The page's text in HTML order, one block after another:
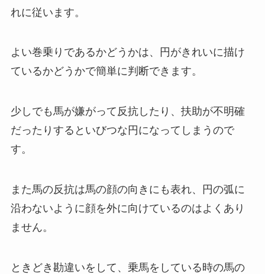
れに従います。
よい巻乗りであるかどうかは、円がきれいに描け
ているかどうかで簡単に判断できます。
少しでも馬が嫌がって反抗したり、扶助が不明確
だったりするといびつな円になってしまうので
す。
また馬の反抗は馬の顔の向きにも表れ、円の弧に
沿わないように顔を外に向けているのはよくあり
ません。
ときどき勘違いをして、乗馬をしている時の馬の